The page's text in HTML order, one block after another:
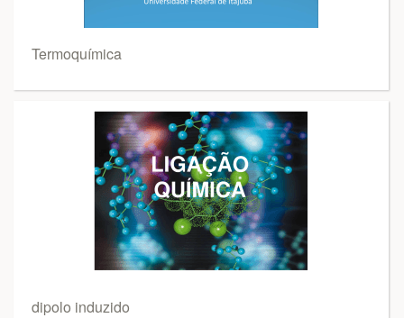
Termoquímica
dipolo induzido